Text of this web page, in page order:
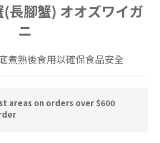
長腳蟹) オオズワイガ
ニ
煮熟後食用以確保食品安全
areas on orders over $600